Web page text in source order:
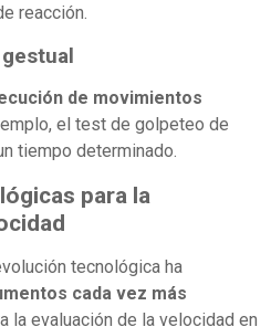
reacción.
de movimientos
el test de golpeteo de
tiempo determinado.
para la
tecnológica ha
cada vez más
la evaluación de la velocidad en